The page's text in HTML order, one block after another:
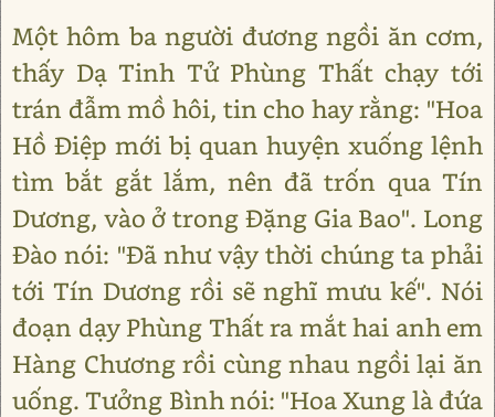
Một hôm ba người đương ngồi ăn cơm,
thấy Dạ Tinh Tử Phùng Thất chạy tới
trán đẫm mồ hôi, tin cho hay rằng: "Hoa
Hồ Điệp mới bị quan huyện xuống lệnh
tìm bắt gắt lắm, nên đã trốn qua Tín
Dương, vào ở trong Đặng Gia Bao". Long
Đào nói: "Đã như vậy thời chúng ta phải
tới Tín Dương rồi sẽ nghĩ mưu kế". Nói
đoạn dạy Phùng Thất ra mắt hai anh em
Hàng Chương rồi cùng nhau ngồi lại ăn
uống. Tưởng Bình nói: "Hoa Xung là đứa